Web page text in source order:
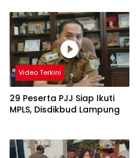
Video Terkini
29 Peserta PJJ Siap Ikuti
MPLS, Disdikbud Lampung